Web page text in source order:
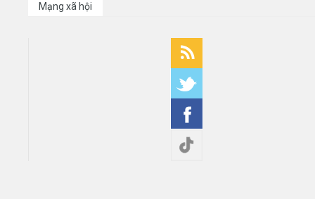
Mạng xã hội